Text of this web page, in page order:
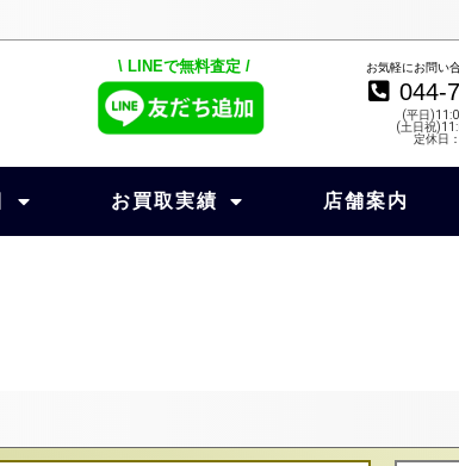
\ LINEで無料査定 / お気軽にお問い
044-
(平日
(土日祝
定休日
お買取実績 店舗案内